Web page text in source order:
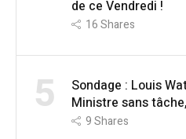
de ce Vendredi !
16Shares
5
Sondage : Louis
Ministre sans
9Shares